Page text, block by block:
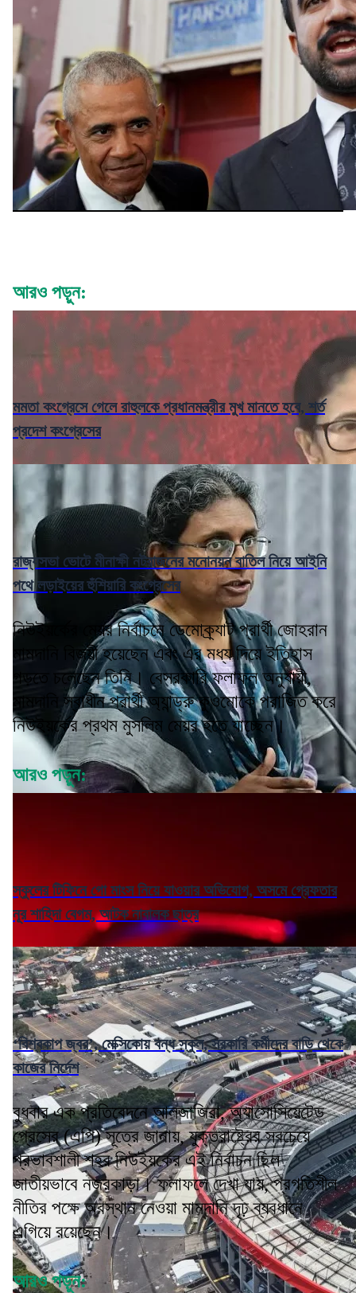
আরও পড়ুন:
মমতা কংগ্রেসে গেলে রাহুলকে প্রধানমন্ত্রীর মুখ মানতে হবে, শর্ত
প্রদেশ কংগ্রেসের
রাজ্যসভা ভোটে মীনাক্ষী নটরাজনের মনোনয়ন বাতিল নিয়ে আইনি
পথে লড়াইয়ের হুঁশিয়ারি কংগ্রেসের
নিউইয়র্কের মেয়র নির্বাচনে ডেমোক্র্যাট প্রার্থী জোহরান
মামদানি বিজয়ী হয়েছেন এবং এর মধ্য দিয়ে ইতিহাস
গড়তে চলেছেন তিনি। বেসরকারি ফলাফল অনুযায়ী,
মামদানি স্বাধীন প্রার্থী অ্যান্ড্রু কুওমোকে পরাজিত করে
নিউইয়র্কের প্রথম মুসলিম মেয়র হতে যাচ্ছেন।
আরও পড়ুন:
স্কুলের টিফিনে গো মাংস নিয়ে যাওয়ার অভিযোগ, অসমে গ্রেফতার
নূর শাহিদা বেগম, আটক নাবালক ছাত্র
‘বিশ্বকাপ জ্বর’, মেক্সিকোয় বন্ধ স্কুল, সরকারি কর্মীদের বাড়ি থেকে
কাজের নির্দেশ
বুধবার এক প্রতিবেদনে আলজাজিরা, অ্যাসোসিয়েটেড
প্রেসের (এপি) সূত্রে জানায়, যুক্তরাষ্ট্রের সবচেয়ে
প্রভাবশালী শহর নিউইয়র্কের এই নির্বাচন ছিল
জাতীয়ভাবে নজরকাড়া। ফলাফলে দেখা যায়, প্রগতিশীল
নীতির পক্ষে অবস্থান নেওয়া মামদানি দৃঢ় ব্যবধানে
এগিয়ে রয়েছেন।
আরও পড়ুন: